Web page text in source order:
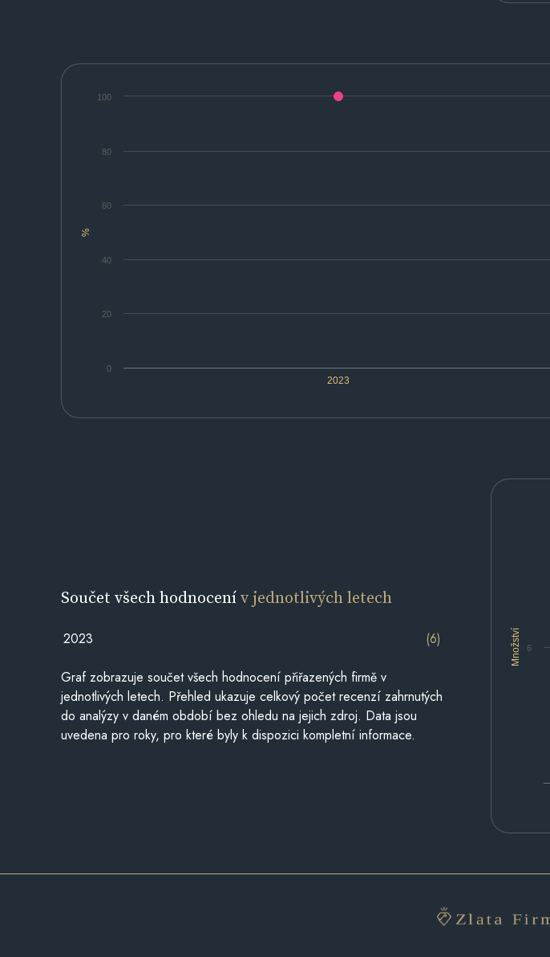
%
2023
0
20
40
60
80
100
Množství 6
Součet všech hodnocenív jednotlivých letech
2023 (6)
Graf zobrazuje součet všech hodnocení přiřazených firmě v
jednotlivých letech. Přehled ukazuje celkový počet recenzí zahrnutých
do analýzy v daném období bez ohledu na jejich zdroj. Data jsou
uvedena pro roky, pro které byly k dispozici kompletní informace.